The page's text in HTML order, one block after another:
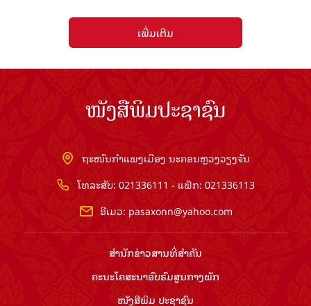
ເພີ່ມເຕີມ
ໜັງສືພິມປະຊາຊົນ
ຖະໜົນກຳແພງເມືອງ ນະຄອນຫຼວງວຽງຈັນ
ໂທລະສັບ: 021336111 - ແຟັກ: 021336113
ອີເມວ: pasaxonn@yahoo.com
ສຳ​ນັກ​ຂ່າວ​ສານ​ທີ່​ສຳ​ຄັນ​
ຄະນະໂຄສະນາອົບຮົມ​ສູນ​ກາງ​ພັກ
ໜັງສືພິມ ປະ​ຊາ​ຊົນ